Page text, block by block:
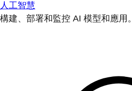
人工智慧
構建、部署和監控 AI 模型和應用。